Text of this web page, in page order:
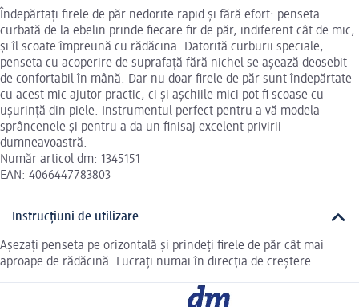
Îndepărtați firele de păr nedorite rapid și fără efort: penseta
curbată de la ebelin prinde fiecare fir de păr, indiferent cât de mic,
și îl scoate împreună cu rădăcina. Datorită curburii speciale,
penseta cu acoperire de suprafață fără nichel se așează deosebit
de confortabil în mână. Dar nu doar firele de păr sunt îndepărtate
cu acest mic ajutor practic, ci și așchiile mici pot fi scoase cu
ușurință din piele. Instrumentul perfect pentru a vă modela
sprâncenele și pentru a da un finisaj excelent privirii
dumneavoastră.
Număr articol dm: 1345151
EAN: 4066447783803
Instrucțiuni de utilizare
Așezați penseta pe orizontală și prindeți firele de păr cât mai
aproape de rădăcină. Lucrați numai în direcția de creștere.